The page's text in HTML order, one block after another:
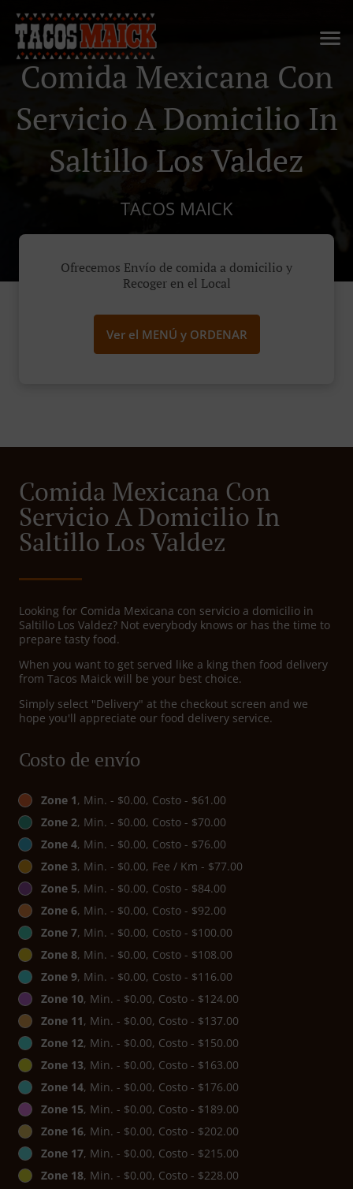
Comida Mexicana Con
Servicio A Domicilio In
Saltillo Los Valdez
TACOS MAICK
Ofrecemos Envío de comida a domicilio y
Recoger en el Local
Ver el MENÚ y ORDENAR
Comida Mexicana Con
Servicio A Domicilio In
Saltillo Los Valdez
Looking for Comida Mexicana con servicio a domicilio in
Saltillo Los Valdez? Not everybody knows or has the time to
prepare tasty food.
When you want to get served like a king then food delivery
from Tacos Maick will be your best choice.
Simply select "Delivery" at the checkout screen and we
hope you'll appreciate our food delivery service.
Costo de envío
Zone 1, Min. - $0.00, Costo - $61.00
Zone 2, Min. - $0.00, Costo - $70.00
Zone 4, Min. - $0.00, Costo - $76.00
Zone 3, Min. - $0.00, Fee / Km - $77.00
Zone 5, Min. - $0.00, Costo - $84.00
Zone 6, Min. - $0.00, Costo - $92.00
Zone 7, Min. - $0.00, Costo - $100.00
Zone 8, Min. - $0.00, Costo - $108.00
Zone 9, Min. - $0.00, Costo - $116.00
Zone 10, Min. - $0.00, Costo - $124.00
Zone 11, Min. - $0.00, Costo - $137.00
Zone 12, Min. - $0.00, Costo - $150.00
Zone 13, Min. - $0.00, Costo - $163.00
Zone 14, Min. - $0.00, Costo - $176.00
Zone 15, Min. - $0.00, Costo - $189.00
Zone 16, Min. - $0.00, Costo - $202.00
Zone 17, Min. - $0.00, Costo - $215.00
Zone 18, Min. - $0.00, Costo - $228.00